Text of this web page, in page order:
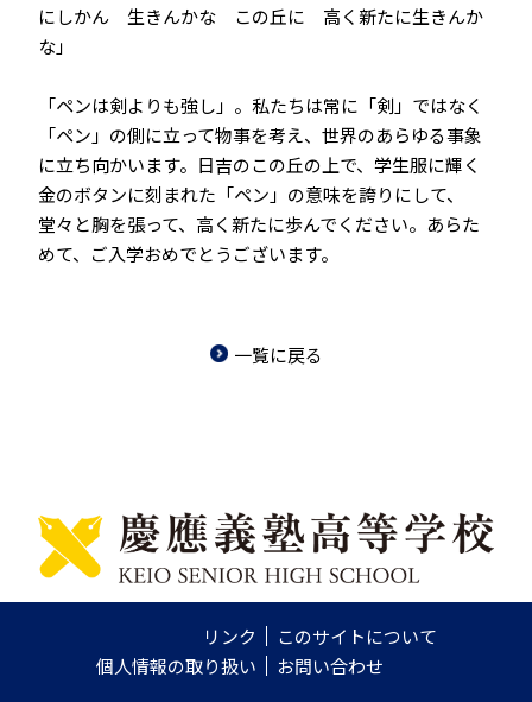
にしかん 生きんかな この丘に 高く新たに生きんか
な」
「ペンは剣よりも強し」――。私たちは常に「剣」ではなく
「ペン」の側に立って物事を考え、世界のあらゆる事象
に立ち向かいます。日吉のこの丘の上で、学生服に輝く
金のボタンに刻まれた「ペン」の意味を誇りにして、
堂々と胸を張って、高く新たに歩んでください。あらた
めて、ご入学おめでとうございます。
一覧に戻る
リンク
このサイトについて
個人情報の取り扱い
お問い合わせ